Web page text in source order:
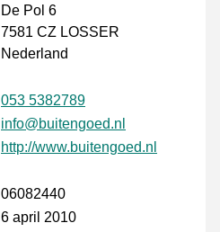
De Pol 6
7581 CZ LOSSER
Nederland
053 5382789
info@buitengoed.nl
http://www.buitengoed.nl
06082440
6 april 2010